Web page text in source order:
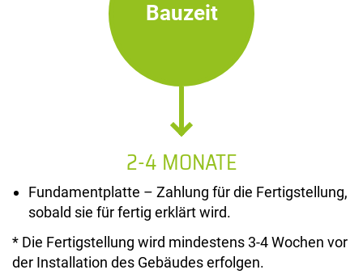
Bauzeit
2-4 MONATE
Fundamentplatte – Zahlung für die Fertigstellung,
sobald sie für fertig erklärt wird.
* Die Fertigstellung wird mindestens 3-4 Wochen vor
der Installation des Gebäudes erfolgen.